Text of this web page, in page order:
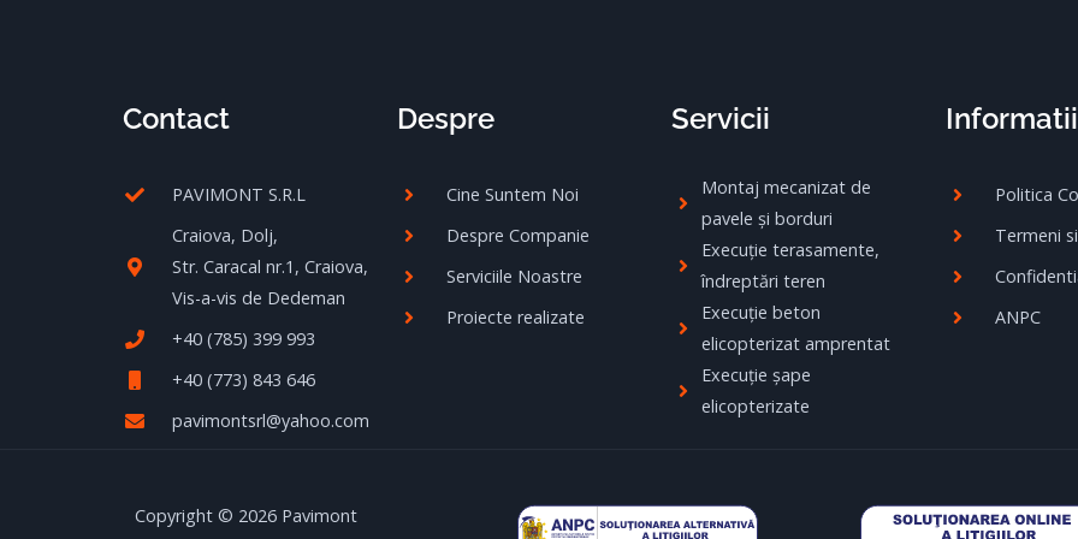
Contact
PAVIMONT S.R.L
Craiova, Dolj,
Str. Caracal nr.1, Craiova,
Vis-a-vis de Dedeman
+40 (785) 399 993
+40 (773) 843 646
pavimontsrl@yahoo.com
Despre
Cine Suntem Noi
Despre Companie
Serviciile Noastre
Proiecte realizate
Servicii
Montaj mecanizat de
pavele și borduri
Execuție terasamente,
îndreptări teren
Execuție beton
elicopterizat amprentat
Execuție șape
elicopterizate
Informatii
Politica
Termeni
ANPC
Copyright © 2026 Pavimont